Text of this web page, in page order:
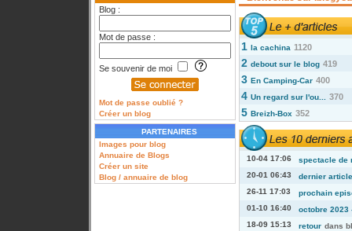
Blog :
Mot de passe :
Se souvenir de moi
Mot de passe oublié ?
Créer un blog
PARTENAIRES
Images pour blog
Annuaire de Blogs
Créer un site
Blog / annuaire de blog
1 la cachina 1120
2 debout sur le blog 419
3 En Camping-Car 400
4 Un regard sur l'ou... 370
5 Breizh-Box 352
10-04 17:06
spectacle de
20-01 06:43
dernier
26-11 17:03
prochain
01-10 16:40
octobre 2023
18-09 15:13
retour dans